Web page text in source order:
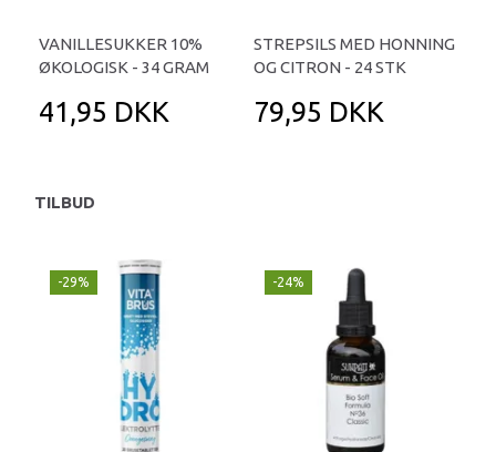
VANILLESUKKER 10%
ØKOLOGISK - 34 GRAM
41,95 DKK
STREPSILS MED HONNING
OG CITRON - 24 STK
79,95 DKK
TILBUD
-29% -24%